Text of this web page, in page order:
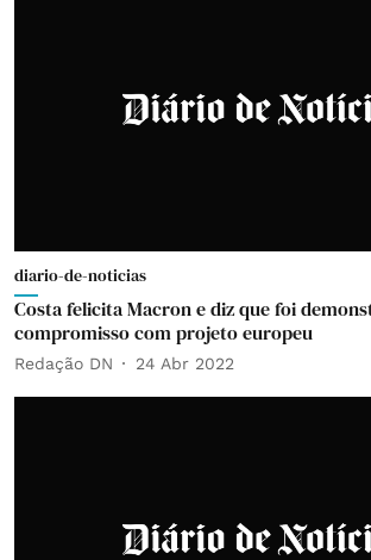
diario-de-noticias
Costa felicita Macron e diz que foi
compromisso com projeto europeu
Redação DN 24 Abr 2022